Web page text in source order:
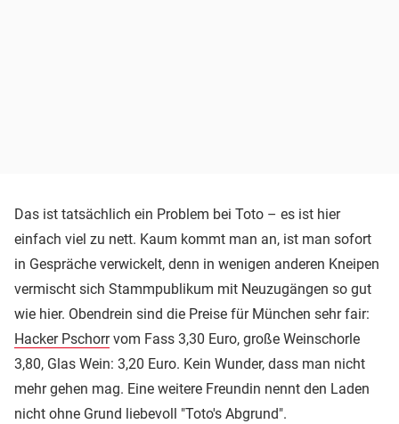
Das ist tatsächlich ein Problem bei Toto – es ist hier
einfach viel zu nett. Kaum kommt man an, ist man sofort
in Gespräche verwickelt, denn in wenigen anderen Kneipen
vermischt sich Stammpublikum mit Neuzugängen so gut
wie hier. Obendrein sind die Preise für München sehr fair:
Hacker Pschorrvom Fass 3,30 Euro, große Weinschorle
3,80, Glas Wein: 3,20 Euro. Kein Wunder, dass man nicht
mehr gehen mag. Eine weitere Freundin nennt den Laden
nicht ohne Grund liebevoll "Toto's Abgrund".